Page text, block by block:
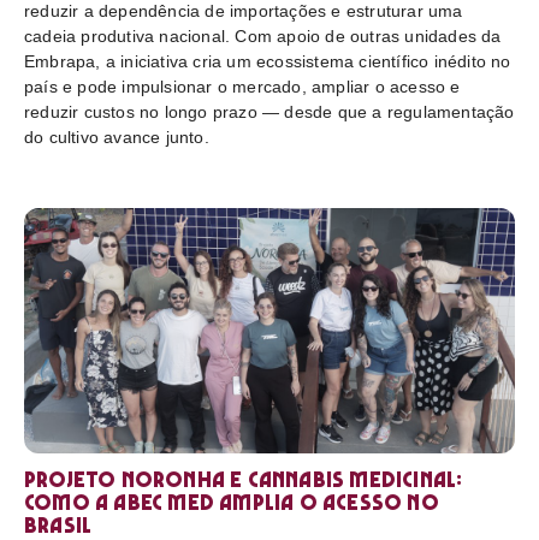
reduzir a dependência de importações e estruturar uma
cadeia produtiva nacional. Com apoio de outras unidades da
Embrapa, a iniciativa cria um ecossistema científico inédito no
país e pode impulsionar o mercado, ampliar o acesso e
reduzir custos no longo prazo — desde que a regulamentação
do cultivo avance junto.
Projeto Noronha e cannabis medicinal:
como a ABEC Med amplia o acesso no
Brasil